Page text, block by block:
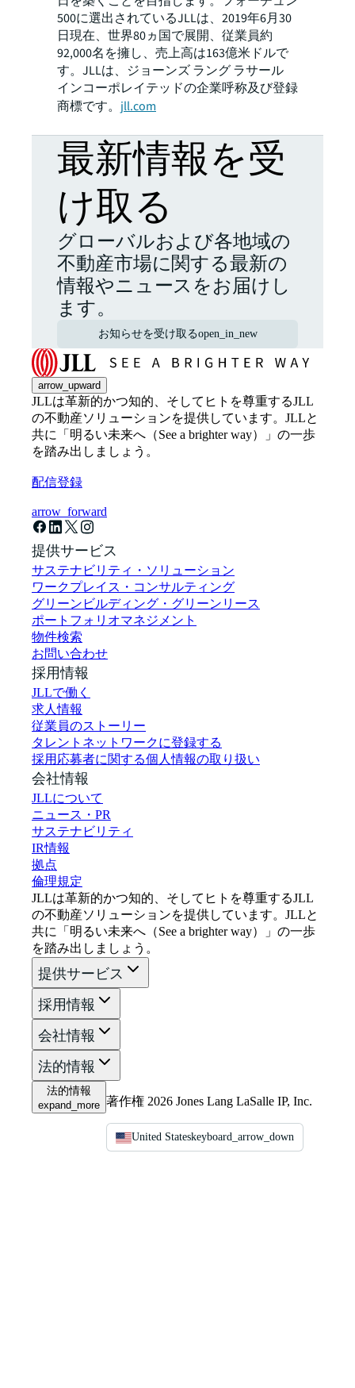
500に選出されているJLLは、2019年6月30
日現在、世界80ヵ国で展開、従業員約
92,000名を擁し、売上高は163億米ドルで
す。JLLは、ジョーンズ ラング ラサール
インコーポレイテッドの企業呼称及び登録
商標です。 jll.com
最新情報を受
け取る
グローバルおよび各地域の
不動産市場に関する最新の
情報やニュースをお届けし
ます。
お知らせを受け取るopen_in_new
arrow_upward
JLLは革新的かつ知的、そしてヒトを尊重するJLL
の不動産ソリューションを提供しています。JLLと
共に「明るい未来へ（See a brighter way）」の一歩
を踏み出しましょう。
配信登録
arrow_forward
提供サービス
サステナビリティ・ソリューション
ワークプレイス・コンサルティング
グリーンビルディング・グリーンリース
ポートフォリオマネジメント
物件検索
お問い合わせ
採用情報
JLLで働く
求人情報
従業員のストーリー
タレントネットワークに登録する
採用応募者に関する個人情報の取り扱い
会社情報
JLLについて
ニュース・PR
サステナビリティ
IR情報
拠点
倫理規定
JLLは革新的かつ知的、そしてヒトを尊重するJLL
の不動産ソリューションを提供しています。JLLと
共に「明るい未来へ（See a brighter way）」の一歩
を踏み出しましょう。
提供サービス
採用情報
会社情報
法的情報
法的情報
expand_more 著作権 2026 Jones Lang LaSalle IP, Inc.
United Stateskeyboard_arrow_down